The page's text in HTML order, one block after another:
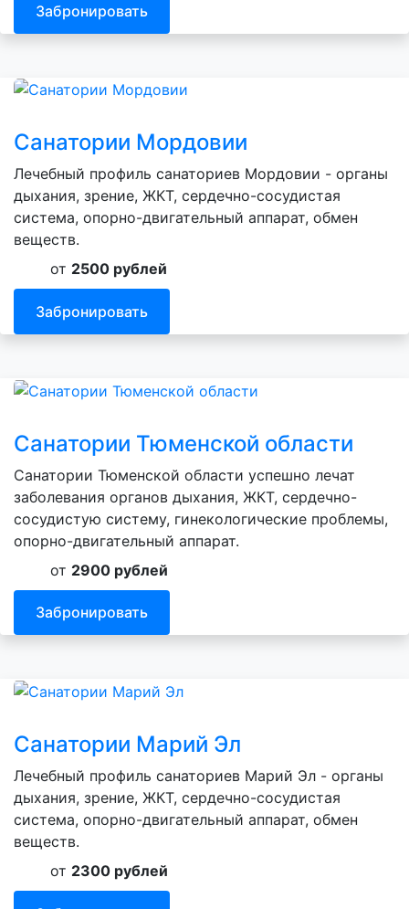
Забронировать
Санатории Мордовии
Лечебный профиль санаториев Мордовии - органы
дыхания, зрение, ЖКТ, сердечно-сосудистая
система, опорно-двигательный аппарат, обмен
веществ.
от 2500 рублей
Забронировать
Санатории Тюменской области
Санатории Тюменской области успешно лечат
заболевания органов дыхания, ЖКТ, сердечно-
сосудистую систему, гинекологические проблемы,
опорно-двигательный аппарат.
от 2900 рублей
Забронировать
Санатории Марий Эл
Лечебный профиль санаториев Марий Эл - органы
дыхания, зрение, ЖКТ, сердечно-сосудистая
система, опорно-двигательный аппарат, обмен
веществ.
от 2300 рублей